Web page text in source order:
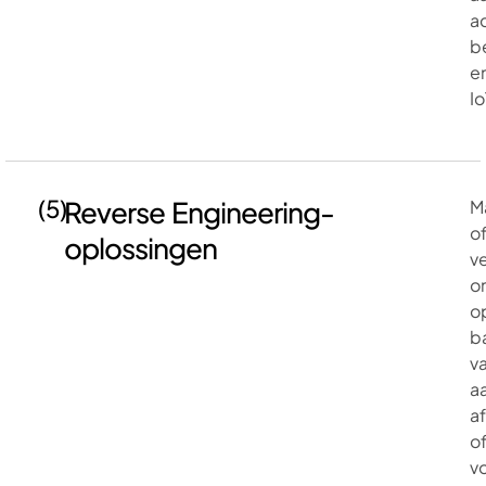
(5)Reverse Engineering-
oplossingen
of
of